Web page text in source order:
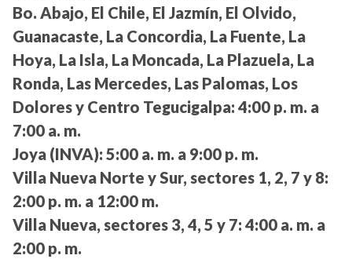
Bo. Abajo, El Chile, El Jazmín, El Olvido,
Guanacaste, La Concordia, La Fuente, La
Hoya, La Isla, La Moncada, La Plazuela, La
Ronda, Las Mercedes, Las Palomas, Los
Dolores y Centro Tegucigalpa: 4:00 p. m. a
7:00 a. m.
Joya (INVA): 5:00 a. m. a 9:00 p. m.
Villa Nueva Norte y Sur, sectores 1, 2, 7 y 8:
2:00 p. m. a 12:00 m.
Villa Nueva, sectores 3, 4, 5 y 7: 4:00 a. m. a
2:00 p. m.